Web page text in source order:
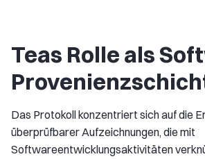
Teas Rolle als
Das Protokoll konzentriert sich auf die
überprüfbarer Aufzeichnungen, die mit
Softwareentwicklungsaktivitäten